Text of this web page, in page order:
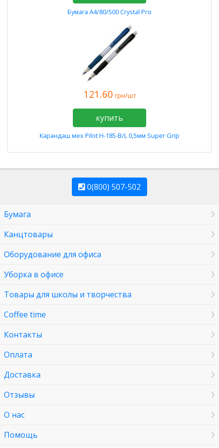
Бумага А4/80/500 Crystal Pro
121.60 грн/шт
купить
Карандаш мех Pilot H-185-B/L 0,5мм Super Grip
0(800) 507-502
Бумага
Канцтовары
Оборудование для офиса
Уборка в офисе
Товары для школы и творчества
Coffee time
Контакты
Оплата
Доставка
Отзывы
О нас
Помощь